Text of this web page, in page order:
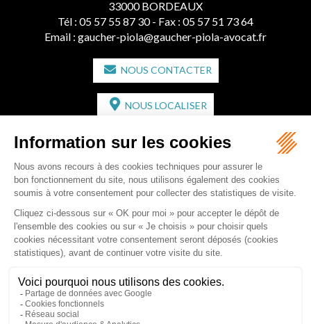
33000 BORDEAUX
Tél : 05 57 55 87 30 - Fax : 05 57 51 73 64
Email : gaucher-piola@gaucher-piola-avocat.fr
NOUS CONTACTER
NOUS LOCALISER
CABINET SECONDAIRE
2 bis Avenue de l'Europe
33350 ST MAGNE-DE-CASTILLON
Tél :05 57 55 87 30 - Fax : 05 57 51 73 64
Email :gaucher-piola@gaucher-piola-avocat.fr
NOUS CONTACTER
NOUS LOCALISER